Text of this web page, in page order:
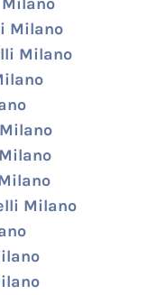
Milano
Milano
Milano